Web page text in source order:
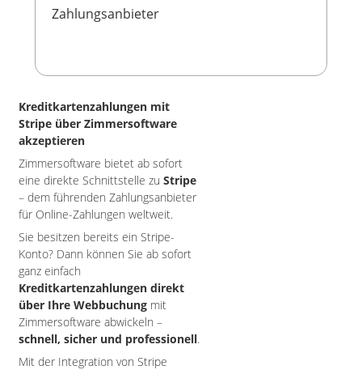
Zahlungsanbieter
Kreditkartenzahlungen mit
Stripe über Zimmersoftware
akzeptieren
Zimmersoftware bietet ab sofort
eine direkte Schnittstelle zu Stripe
– dem führenden Zahlungsanbieter
für Online-Zahlungen weltweit.
Sie besitzen bereits ein Stripe-
Konto? Dann können Sie ab sofort
ganz einfach
Kreditkartenzahlungen direkt
über Ihre Webbuchung mit
Zimmersoftware abwickeln –
schnell, sicher und professionell.
Mit der Integration von Stripe